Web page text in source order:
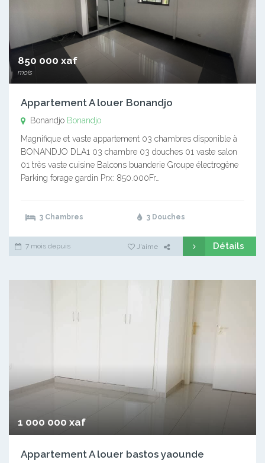
850 000 xaf
mois
Appartement A louer Bonandjo
Bonandjo Bonandjo
Magnifique et vaste appartement 03 chambres disponible à
BONANDJO DLA1 03 chambre 03 douches 01 vaste salon
01 très vaste cuisine Balcons buanderie Groupe électrogène
Parking forage gardin Prx: 850.000Fr…
3 Chambres 3 Douches
7 mois depuis J'aime Détails
1 000 000 xaf
Appartement A louer bastos yaounde